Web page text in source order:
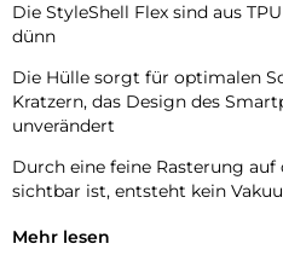
Die StyleShell Flex sind aus
dünn
Die Hülle sorgt für optimalen
Kratzern, das Design des
unverändert
Durch eine feine Rasterung auf
sichtbar ist, entsteht kein
Alle Tasten und Ecken werden
Mehr lesen